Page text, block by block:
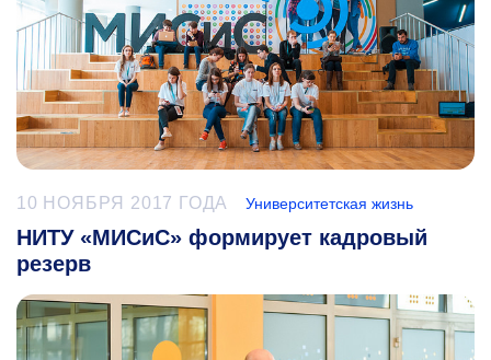
10 НОЯБРЯ 2017 ГОДА Университетская жизнь
НИТУ «МИСиС» формирует кадровый
резерв